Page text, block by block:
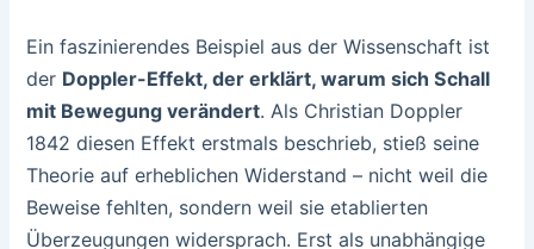
Ein faszinierendes Beispiel aus der Wissenschaft ist
der Doppler-Effekt, der erklärt, warum sich Schall
mit Bewegung verändert. Als Christian Doppler
1842 diesen Effekt erstmals beschrieb, stieß seine
Theorie auf erheblichen Widerstand – nicht weil die
Beweise fehlten, sondern weil sie etablierten
Überzeugungen widersprach. Erst als unabhängige